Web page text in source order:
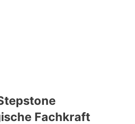
Fachkraft